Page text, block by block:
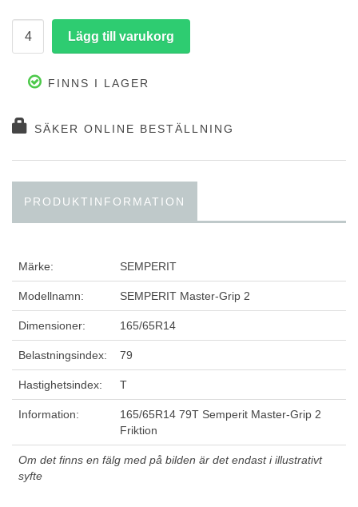
FINNS I LAGER
SÄKER ONLINE BESTÄLLNING
PRODUKTINFORMATION
Märke: SEMPERIT
Modellnamn: SEMPERIT Master-Grip 2
Dimensioner: 165/65R14
Belastningsindex: 79
Hastighetsindex: T
Information:
165/65R14 79T Semperit Master-Grip 2
Friktion
Om det finns en fälg med på bilden är det endast i illustrativt
syfte